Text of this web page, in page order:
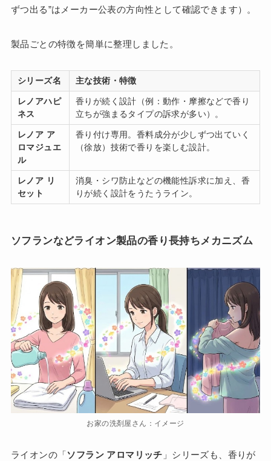
ずつ出る”はメーカー公表の方向性として確認できます）。
製品ごとの特徴を簡単に整理しました。
シリーズ名 主な技術・特徴
レノアハピ
ネス
香りが続く設計（例：動作・摩擦などで香り
立ちが強まるタイプの訴求が多い）。
レノア ア
ロマジュエ
ル
香り付け専用。香料成分が少しずつ出ていく
（徐放）技術で香りを楽しむ設計。
レノア リ
セット
消臭・シワ防止などの機能性訴求に加え、香
りが続く設計をうたうライン。
ソフランなどライオン製品の香り長持ちメカニズム
お家の洗剤屋さん：イメージ
ライオンの「ソフラン アロマリッチ 」シリーズも、香りが